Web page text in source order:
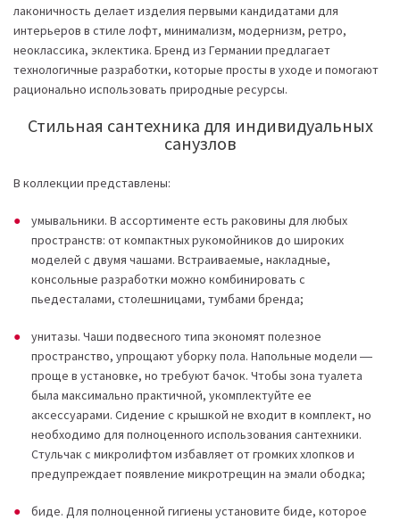
лаконичность делает изделия первыми кандидатами для
интерьеров в стиле лофт, минимализм, модернизм, ретро,
неоклассика, эклектика. Бренд из Германии предлагает
технологичные разработки, которые просты в уходе и помогают
рационально использовать природные ресурсы.
Стильная сантехника для индивидуальных
санузлов
В коллекции представлены:
умывальники. В ассортименте есть раковины для любых
пространств: от компактных рукомойников до широких
моделей с двумя чашами. Встраиваемые, накладные,
консольные разработки можно комбинировать с
пьедесталами, столешницами, тумбами бренда;
унитазы. Чаши подвесного типа экономят полезное
пространство, упрощают уборку пола. Напольные модели ―
проще в установке, но требуют бачок. Чтобы зона туалета
была максимально практичной, укомплектуйте ее
аксессуарами. Сидение с крышкой не входит в комплект, но
необходимо для полноценного использования сантехники.
Стульчак с микролифтом избавляет от громких хлопков и
предупреждает появление микротрещин на эмали ободка;
биде. Для полноценной гигиены установите биде, которое